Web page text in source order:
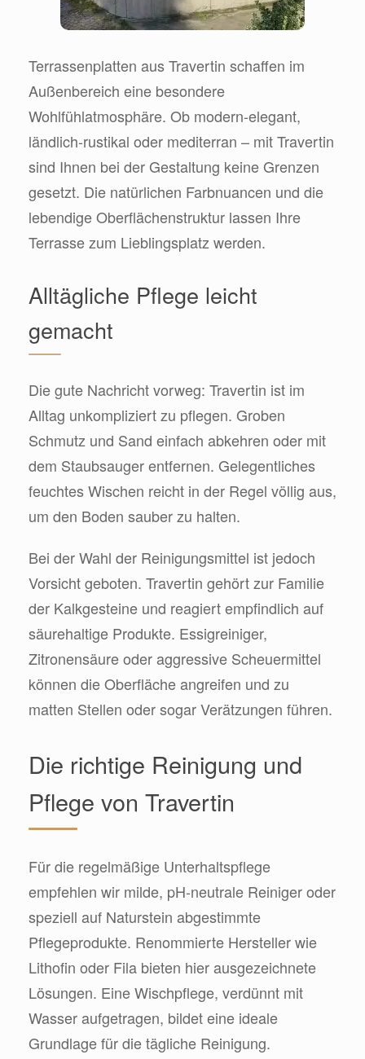
Terrassenplatten aus Travertin schaffen im
Außenbereich eine besondere
Wohlfühlatmosphäre. Ob modern-elegant,
ländlich-rustikal oder mediterran – mit Travertin
sind Ihnen bei der Gestaltung keine Grenzen
gesetzt. Die natürlichen Farbnuancen und die
lebendige Oberflächenstruktur lassen Ihre
Terrasse zum Lieblingsplatz werden.
Alltägliche Pflege leicht
gemacht
Die gute Nachricht vorweg: Travertin ist im
Alltag unkompliziert zu pflegen. Groben
Schmutz und Sand einfach abkehren oder mit
dem Staubsauger entfernen. Gelegentliches
feuchtes Wischen reicht in der Regel völlig aus,
um den Boden sauber zu halten.
Bei der Wahl der Reinigungsmittel ist jedoch
Vorsicht geboten. Travertin gehört zur Familie
der Kalkgesteine und reagiert empfindlich auf
säurehaltige Produkte. Essigreiniger,
Zitronensäure oder aggressive Scheuermittel
können die Oberfläche angreifen und zu
matten Stellen oder sogar Verätzungen führen.
Die richtige Reinigung und
Pflege von Travertin
Für die regelmäßige Unterhaltspflege
empfehlen wir milde, pH-neutrale Reiniger oder
speziell auf Naturstein abgestimmte
Pflegeprodukte. Renommierte Hersteller wie
Lithofin oder Fila bieten hier ausgezeichnete
Lösungen. Eine Wischpflege, verdünnt mit
Wasser aufgetragen, bildet eine ideale
Grundlage für die tägliche Reinigung.